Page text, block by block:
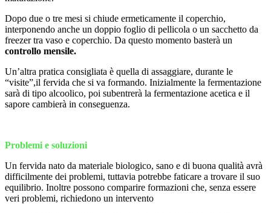
Dopo due o tre mesi si chiude ermeticamente il coperchio,
interponendo anche un doppio foglio di pellicola o un sacchetto da
freezer tra vaso e coperchio. Da questo momento basterà un
controllo mensile.
Un’altra pratica consigliata è quella di assaggiare, durante le
“visite”,il fervida che si va formando. Inizialmente la fermentazione
sarà di tipo alcoolico, poi subentrerà la fermentazione acetica e il
sapore cambierà in conseguenza.
Problemi e soluzioni
Un fervida nato da materiale biologico, sano e di buona qualità avrà
difficilmente dei problemi, tuttavia potrebbe faticare a trovare il suo
equilibrio. Inoltre possono comparire formazioni che, senza essere
veri problemi, richiedono un intervento